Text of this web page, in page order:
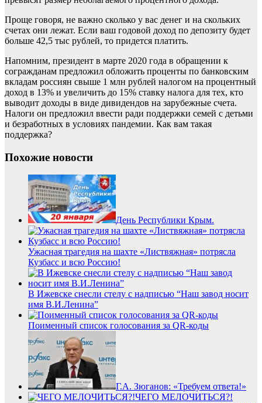
Проще говоря, не важно сколько у вас денег и на скольких
счетах они лежат. Если ваш годовой доход по депозиту будет
больше 42,5 тыс рублей, то придется платить.
Напомним, президент в марте 2020 года в обращении к
согражданам предложил обложить проценты по банковским
вкладам россиян свыше 1 млн рублей налогом на процентный
доход в 13% и увеличить до 15% ставку налога для тех, кто
выводит доходы в виде дивидендов на зарубежные счета.
Налоги он предложил ввести ради поддержки семей с детьми
и безработных в условиях пандемии. Как вам такая
поддержка?
Похожие новости
День Республики Крым.
Ужасная трагедия на шахте «Листвяжная» потрясла
Кузбасс и всю Россию!
В Ижевске снесли стелу с надписью “Наш завод носит
имя В.И.Ленина”
Поименный список голосования за QR-коды
Г.А. Зюганов: «Требуем ответа!»
ЧЕГО МЕЛОЧИТЬСЯ?!